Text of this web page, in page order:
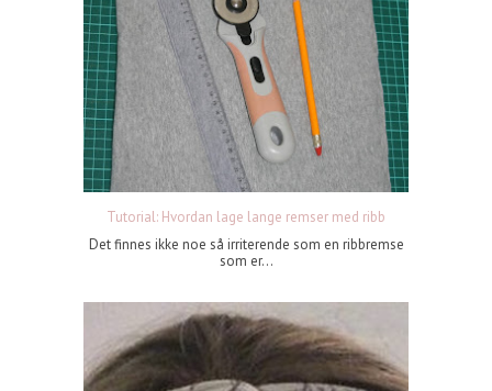
Tutorial: Hvordan lage lange remser med ribb
Det finnes ikke noe så irriterende som en ribbremse
som er...